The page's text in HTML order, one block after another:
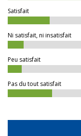
Satisfait
Ni satisfait, ni insatisfait
Peu satisfait
Pas du tout satisfait